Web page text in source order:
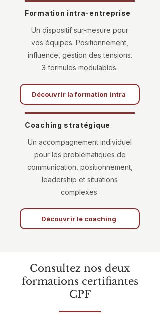
Formation intra-entreprise
Un dispositif sur-mesure pour
vos équipes. Positionnement,
influence, gestion des tensions.
3 formules modulables.
Découvrir la formation intra
Coaching stratégique
Un accompagnement individuel
pour les problématiques de
communication, positionnement,
leadership et situations
complexes.
Découvrir le coaching
Consultez nos deux
formations certifiantes
CPF